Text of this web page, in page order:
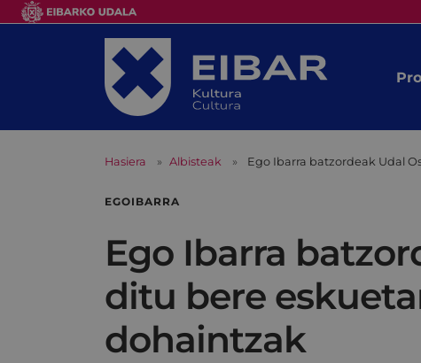
Hasiera Albisteak Ego Ibarra batzordeak Udal
EGOIBARRA
Ego Ibarra
ditu bere
dohaintzak